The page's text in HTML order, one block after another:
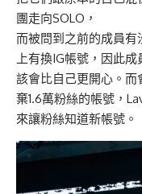
團走向SOLO，
而被問到之前的成員
上有換IG帳號，因此
該會比自己更開心。
棄1.6萬粉絲的帳號，
來讓粉絲知道新帳號。